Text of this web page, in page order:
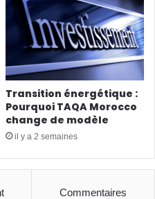
Transition énergétique :
Pourquoi TAQA Morocco
change de modèle
il y a 2 semaines
Commentaires